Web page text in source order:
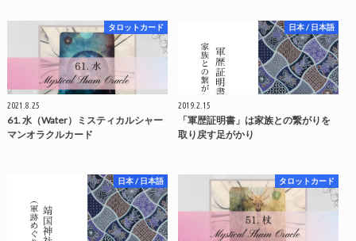
タロットカード
2021.8.25
61. 水（Water）ミスティカルシャー
マンオラクルカード
日本 / 日本語
2019.2.15
「軍歴証明書」は家族との繋がりを
取り戻す足がかり
日本 / 日本語 タロットカード